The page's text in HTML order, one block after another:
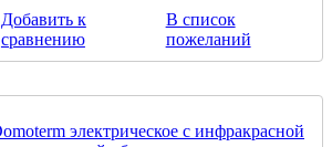
Добавить к
сравнению
В список
пожеланий